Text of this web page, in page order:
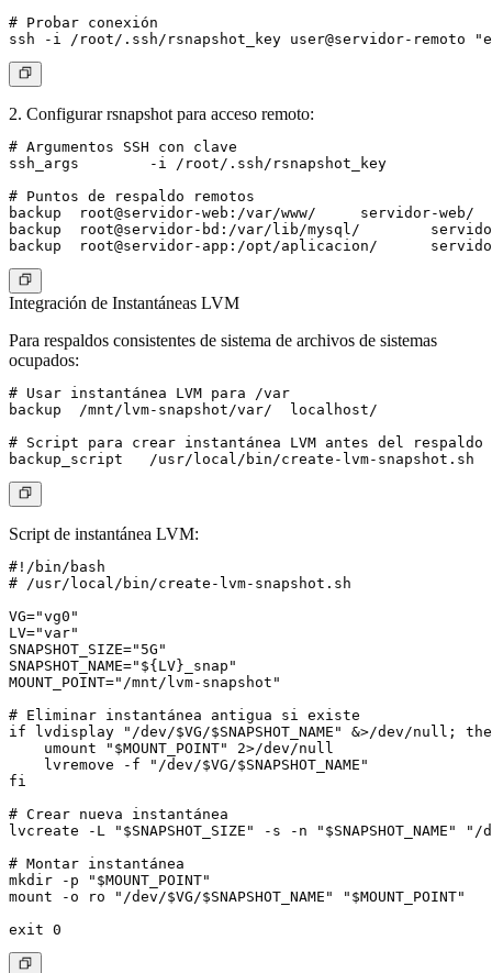
# Probar conexión
2. Configurar rsnapshot para acceso remoto:
# Argumentos SSH con clave
ssh_args	-i /root/.ssh/rsnapshot_key
# Puntos de respaldo remotos
backup	root@servidor-web:/var/www/	servidor-web/
backup	root@servidor-bd:/var/lib/mysql/	servidor-bd/
Integración de Instantáneas LVM
Para respaldos consistentes de sistema de archivos de sistemas
ocupados:
# Usar instantánea LVM para /var
backup	/mnt/lvm-snapshot/var/	localhost/
# Script para crear instantánea LVM antes del respaldo
Script de instantánea LVM:
#!/bin/bash
# /usr/local/bin/create-lvm-snapshot.sh
VG="vg0"
LV="var"
SNAPSHOT_SIZE="5G"
SNAPSHOT_NAME="${LV}_snap"
MOUNT_POINT="/mnt/lvm-snapshot"
# Eliminar instantánea antigua si existe
if lvdisplay "/dev/$VG/$SNAPSHOT_NAME" &>/dev/null;
    umount "$MOUNT_POINT" 2>/dev/null
    lvremove -f "/dev/$VG/$SNAPSHOT_NAME"
fi
# Crear nueva instantánea
lvcreate -L "$SNAPSHOT_SIZE" -s -n "$SNAPSHOT_NAME" "/
# Montar instantánea
mkdir -p "$MOUNT_POINT"
mount -o ro "/dev/$VG/$SNAPSHOT_NAME" "$MOUNT_POINT"